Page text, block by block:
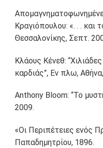
Κραγιόπουλου: «. . . και
Θεσσαλονίκης, Σεπτ.
Κλάους Κένεθ:
καρδιάς”, Εν πλω,
Anthony Bloom: “Το
2009.
«Οι Περιπέτειες ενός
Παπαδημητρίου, 1896.